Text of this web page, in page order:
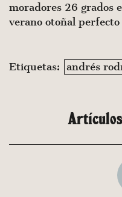
moradores 26 grados
verano otoñal
Etiquetas: andrés